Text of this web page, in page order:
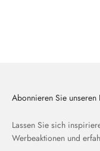
Abonnieren Sie unseren
Lassen Sie sich
Werbeaktionen und